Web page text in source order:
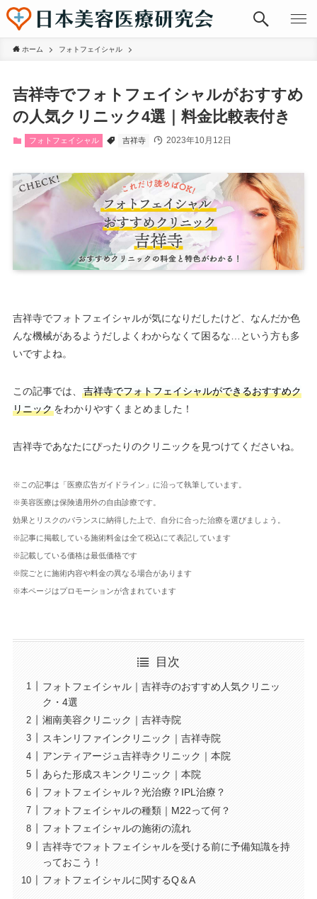
ホーム フォトフェイシャル
吉祥寺でフォトフェイシャルがおすすめ
の人気クリニック4選｜料金比較表付き
フォトフェイシャル 吉祥寺 2023年10月12日
吉祥寺でフォトフェイシャルが気になりだしたけど、なんだか色
んな機械があるようだしよくわからなくて困るな…という方も多
いですよね。
この記事では、
吉祥寺でフォトフェイシャルができるおすすめク
リニックをわかりやすくまとめました！
吉祥寺であなたにぴったりのクリニックを見つけてくださいね。
※この記事は「医療広告ガイドライン」に沿って執筆しています。
※美容医療は保険適用外の自由診療です。
効果とリスクのバランスに納得した上で、自分に合った治療を選びましょう。
※記事に掲載している施術料金は全て税込にて表記しています
※記載している価格は最低価格です
※院ごとに施術内容や料金の異なる場合があります
※本ページはプロモーションが含まれています
目次
フォトフェイシャル｜吉祥寺のおすすめ人気クリニッ
ク・4選
湘南美容クリニック｜吉祥寺院
スキンリファインクリニック｜吉祥寺院
アンティアージュ吉祥寺クリニック｜本院
あらた形成スキンクリニック｜本院
フォトフェイシャル？光治療？IPL治療？
フォトフェイシャルの種類｜M22って何？
フォトフェイシャルの施術の流れ
吉祥寺でフォトフェイシャルを受ける前に予備知識を持
っておこう！
フォトフェイシャルに関するQ＆A